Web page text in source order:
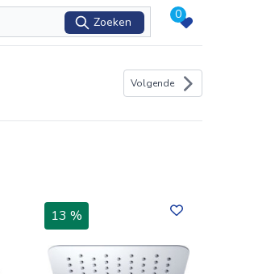
Zoeken
0
Volgende
13 %